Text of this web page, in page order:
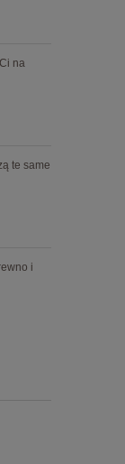
na
te same
i